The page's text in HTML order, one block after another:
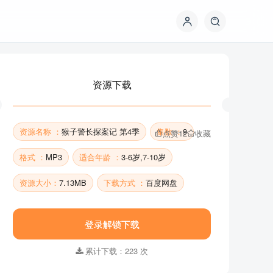
点赞12 收藏
资源下载
资源名称 ： 猴子警长探案记 第4季 集数 ：9
格式 ： MP3 适合年龄 ： 3-6岁,7-10岁
资源大小： 7.13MB 下载方式 ： 百度网盘
登录解锁下载
累计下载：223 次
猴子警长探案记 第4季